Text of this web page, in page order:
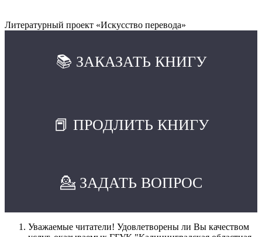
Литературный проект «Искусство перевода»
📚 ЗАКАЗАТЬ КНИГУ
📕 ПРОДЛИТЬ КНИГУ
💁 ЗАДАТЬ ВОПРОС
Уважаемые читатели! Удовлетворены ли Вы качеством